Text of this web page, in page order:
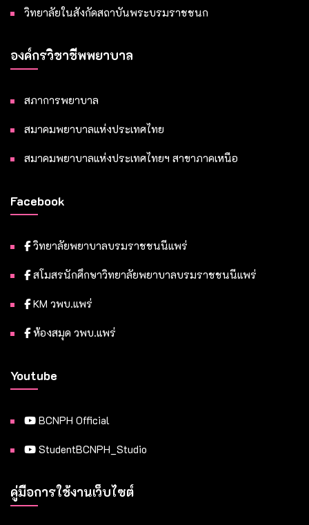
วิทยาลัยในสังกัดสถาบันพระบรมราชชนก
องค์กรวิชาชีพพยาบาล
สภาการพยาบาล
สมาคมพยาบาลแห่งประเทศไทย
สมาคมพยาบาลแห่งประเทศไทยฯ สาขาภาคเหนือ
Facebook
วิทยาลัยพยาบาลบรมราชชนนีแพร่
สโมสรนักศึกษาวิทยาลัยพยาบาลบรมราชชนนีแพร่
KM วพบ.แพร่
ห้องสมุด วพบ.แพร่
Youtube
BCNPH Official
StudentBCNPH_Studio
คู่มือการใช้งานเว็บไซต์